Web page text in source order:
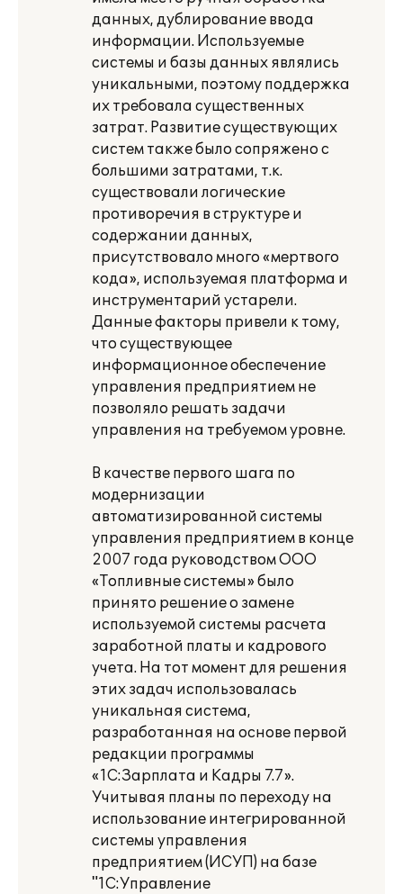
данных, дублирование ввода
информации. Используемые
системы и базы данных являлись
уникальными, поэтому поддержка
их требовала существенных
затрат. Развитие существующих
систем также было сопряжено с
большими затратами, т.к.
существовали логические
противоречия в структуре и
содержании данных,
присутствовало много «мертвого
кода», используемая платформа и
инструментарий устарели.
Данные факторы привели к тому,
что существующее
информационное обеспечение
управления предприятием не
позволяло решать задачи
управления на требуемом уровне.
В качестве первого шага по
модернизации
автоматизированной системы
управления предприятием в конце
2007 года руководством ООО
«Топливные системы» было
принято решение о замене
используемой системы расчета
заработной платы и кадрового
учета. На тот момент для решения
этих задач использовалась
уникальная система,
разработанная на основе первой
редакции программы
«1С:Зарплата и Кадры 7.7».
Учитывая планы по переходу на
использование интегрированной
системы управления
предприятием (ИСУП) на базе
"1С:Управление